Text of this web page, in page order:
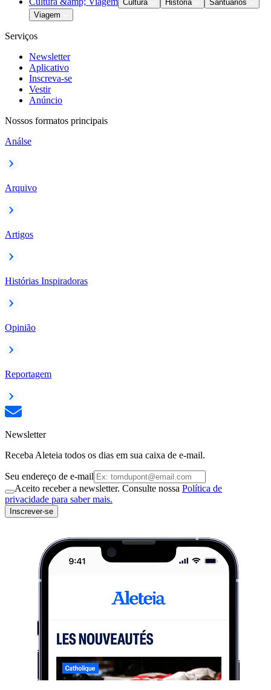
Cultura História
Santuários
Viagem
Serviços
Newsletter
Aplicativo
Inscreva-se
Vestir
Anúncio
Nossos formatos principais
Análse
Arquivo
Artigos
Histórias Inspiradoras
Opinião
Reportagem
Newsletter
Receba Aleteia todos os dias em sua caixa de e-mail.
Seu endereço de e-mail
Aceito receber a newsletter. Consulte nossa Política de
privacidade para saber mais.
Inscrever-se